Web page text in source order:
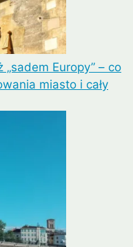
Europy” – co
miasto i cały